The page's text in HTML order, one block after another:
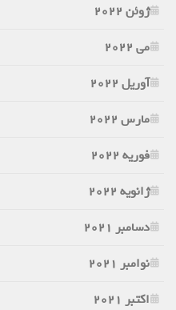
ژوئن 2022
می 2022
آوریل 2022
مارس 2022
فوریه 2022
ژانویه 2022
دسامبر 2021
نوامبر 2021
اکتبر 2021